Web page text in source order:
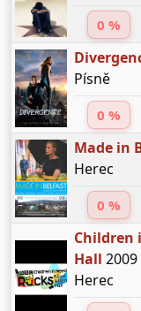
0 %
Písně
0 %
Made in
Herec
0 %
Children
Hall 2009
Herec